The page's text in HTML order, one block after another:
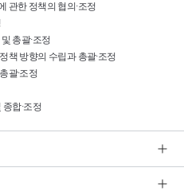
관한 정책의 협의·조정
총괄·조정
책 방향의 수립과 총괄·조정
괄·조정
종합·조정